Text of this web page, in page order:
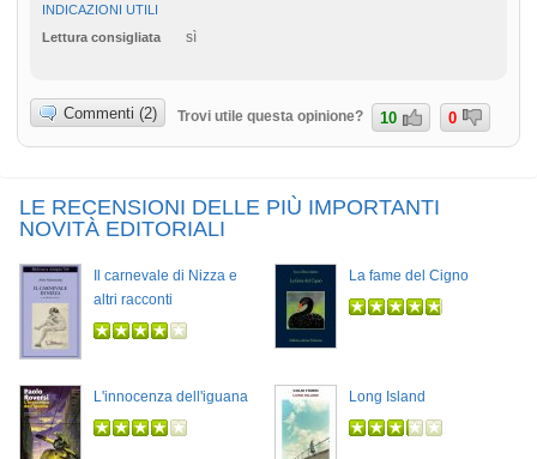
INDICAZIONI UTILI
Lettura consigliata
sì
Commenti (2) Trovi utile questa opinione? 10 0
LE RECENSIONI DELLE PIÙ IMPORTANTI
NOVITÀ EDITORIALI
Il carnevale di Nizza e
altri racconti
La fame del Cigno
L'innocenza dell'iguana Long Island